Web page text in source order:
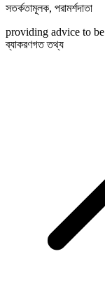
সতর্কতামূলক, পরামর্শদাতা
providing advice to
ব্যাকরণগত তথ্য